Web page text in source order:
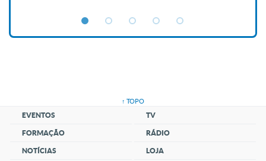
↑ TOPO
EVENTOS
FORMAÇÃO
NOTÍCIAS
TV
RÁDIO
LOJA